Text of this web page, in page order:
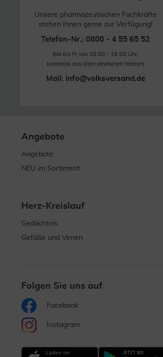
Unsere pharmazeutischen Fachkräfte
stehen Ihnen gerne zur Verfügung!
Telefon-Nr.: 0800 - 4 55 65 52
(Mo bis Fr von 08.00 - 16.00 Uhr,
kostenlos aus allen deutschen Netzen)
Mail: info@volksversand.de
Angebote
Angebote
NEU im Sortiment
Herz-Kreislauf
Gedächtnis
Gefäße und Venen
Folgen Sie uns auf
Facebook
Instagram